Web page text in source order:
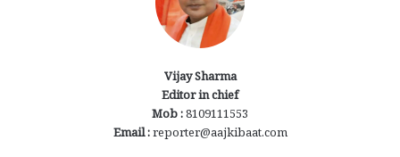
Vijay Sharma
Editor in chief
Mob :8109111553
Email :reporter@aajkibaat.com